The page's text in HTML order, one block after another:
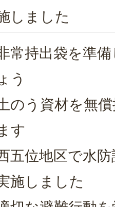
しました
常持出袋を準
う
のう資材を無
す
五位地区で水
施しました